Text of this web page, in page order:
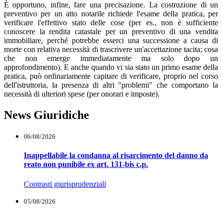
È opportuno, infine, fare una precisazione. La costruzione di un
preventivo per un atto notarile richiede l'esame della pratica, per
verificare l'effettivo stato delle cose (per es., non è sufficiente
conoscere la rendita catastale per un preventivo di una vendita
immobiliare, perché potrebbe esserci una successione a causa di
morte con relativa necessità di trascrivere un'accettazione tacita; cosa
che non emerge immediatamente ma solo dopo un
approfondimento). E anche quando vi sia stato un primo esame della
pratica, può ordinariamente capitare di verificare, proprio nel corso
dell'istruttoria, la presenza di altri "problemi" che comportano la
necessità di ulteriori spese (per onorari e imposte).
News Giuridiche
06/08/2026
Inappellabile la condanna al risarcimento del danno da
reato non punibile ex art. 131-bis c.p.
Contrasti giurisprudenziali
05/08/2026